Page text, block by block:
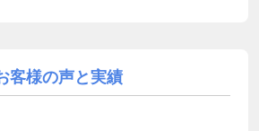
客様の声と実績